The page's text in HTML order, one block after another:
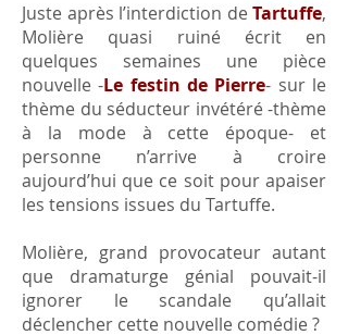
Juste après l’interdiction de Tartuffe,
Molière quasi ruiné écrit en
quelques semaines une pièce
nouvelle -Le festin de Pierre- sur le
thème du séducteur invétéré -thème
à la mode à cette époque- et
personne n’arrive à croire
aujourd’hui que ce soit pour apaiser
les tensions issues du Tartuffe.
Molière, grand provocateur autant
que dramaturge génial pouvait-il
ignorer le scandale qu’allait
déclencher cette nouvelle comédie ?